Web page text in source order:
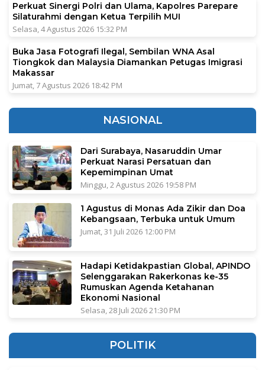
Perkuat Sinergi Polri dan Ulama, Kapolres Parepare
Silaturahmi dengan Ketua Terpilih MUI
Selasa, 4 Agustus 2026 15:32 PM
Buka Jasa Fotografi Ilegal, Sembilan WNA Asal
Tiongkok dan Malaysia Diamankan Petugas Imigrasi
Makassar
Jumat, 7 Agustus 2026 18:42 PM
NASIONAL
Dari Surabaya, Nasaruddin Umar
Perkuat Narasi Persatuan dan
Kepemimpinan Umat
Minggu, 2 Agustus 2026 19:58 PM
1 Agustus di Monas Ada Zikir dan Doa
Kebangsaan, Terbuka untuk Umum
Jumat, 31 Juli 2026 12:00 PM
Hadapi Ketidakpastian Global, APINDO
Selenggarakan Rakerkonas ke-35
Rumuskan Agenda Ketahanan
Ekonomi Nasional
Selasa, 28 Juli 2026 21:30 PM
POLITIK